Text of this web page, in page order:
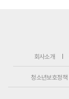
회사소개
청소년보호정책